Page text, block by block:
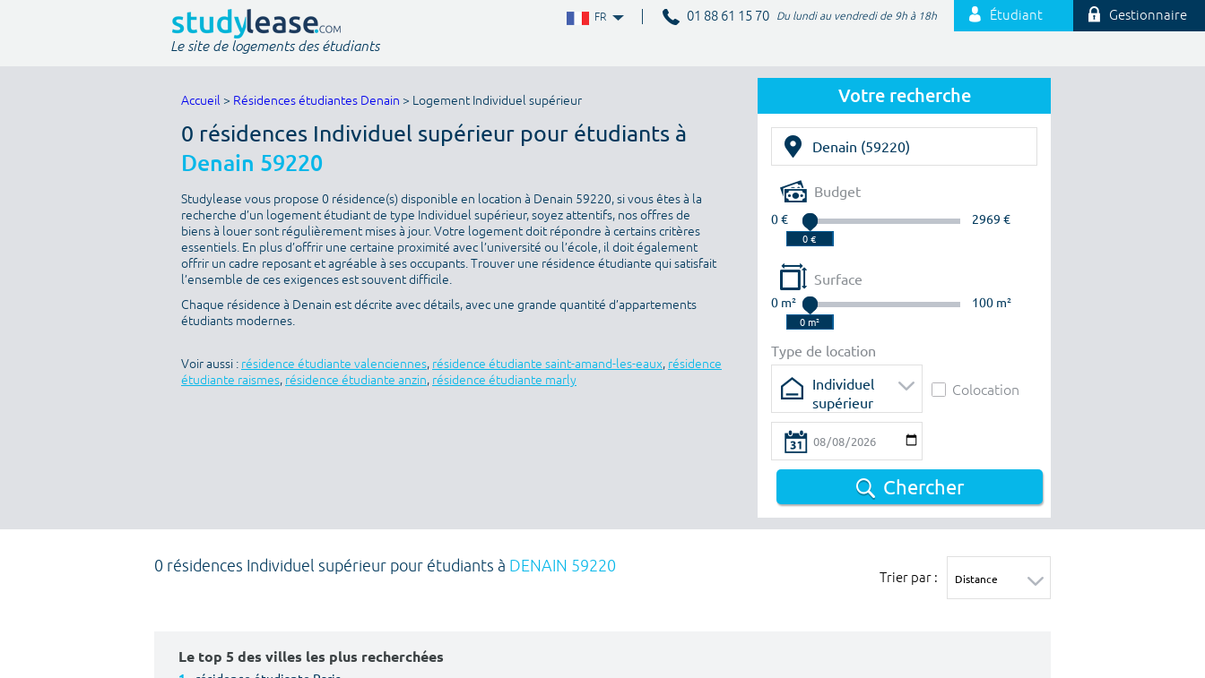
FR 01 88 61 15 70 Du lundi au vendredi de 9h à 18h Étudiant Gestionnaire
Le site de logements des étudiants
Votre recherche
Budget
0 € 2969 €
Surface
0 m² 100 m²
Type de location
Individuel
supérieur
Colocation
Chercher
Accueil > Résidences étudiantes Denain > Logement Individuel supérieur
0 résidences Individuel supérieur pour étudiants à
Denain 59220
Studylease vous propose 0 résidence(s) disponible en location à Denain 59220, si vous êtes à la
recherche d’un logement étudiant de type Individuel supérieur, soyez attentifs, nos offres de
biens à louer sont régulièrement mises à jour. Votre logement doit répondre à certains critères
essentiels. En plus d’offrir une certaine proximité avec l’université ou l’école, il doit également
offrir un cadre reposant et agréable à ses occupants. Trouver une résidence étudiante qui satisfait
l’ensemble de ces exigences est souvent difficile.
Chaque résidence à Denain est décrite avec détails, avec une grande quantité d’appartements
étudiants modernes.
Voir aussi : résidence étudiante valenciennes, résidence étudiante saint-amand-les-eaux, résidence
étudiante raismes, résidence étudiante anzin, résidence étudiante marly
0 résidences Individuel supérieur pour étudiants à DENAIN 59220
Trier par :
Le top 5 des villes les plus recherchées